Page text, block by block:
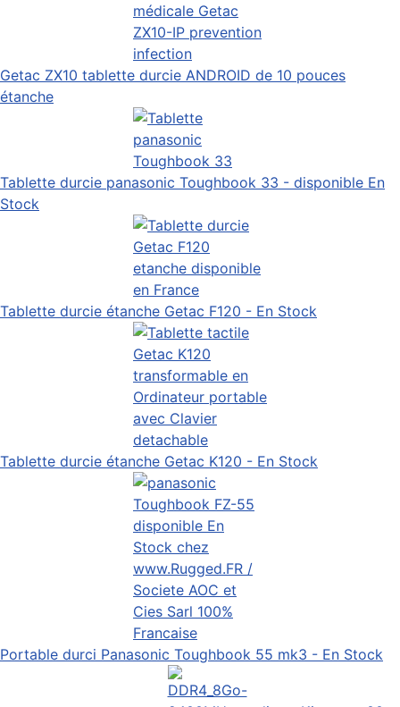
Getac ZX10 tablette durcie ANDROID de 10 pouces
étanche
Tablette durcie panasonic Toughbook 33 - disponible En
Stock
Tablette durcie étanche Getac F120 - En Stock
Tablette durcie étanche Getac K120 - En Stock
Portable durci Panasonic Toughbook 55 mk3 - En Stock